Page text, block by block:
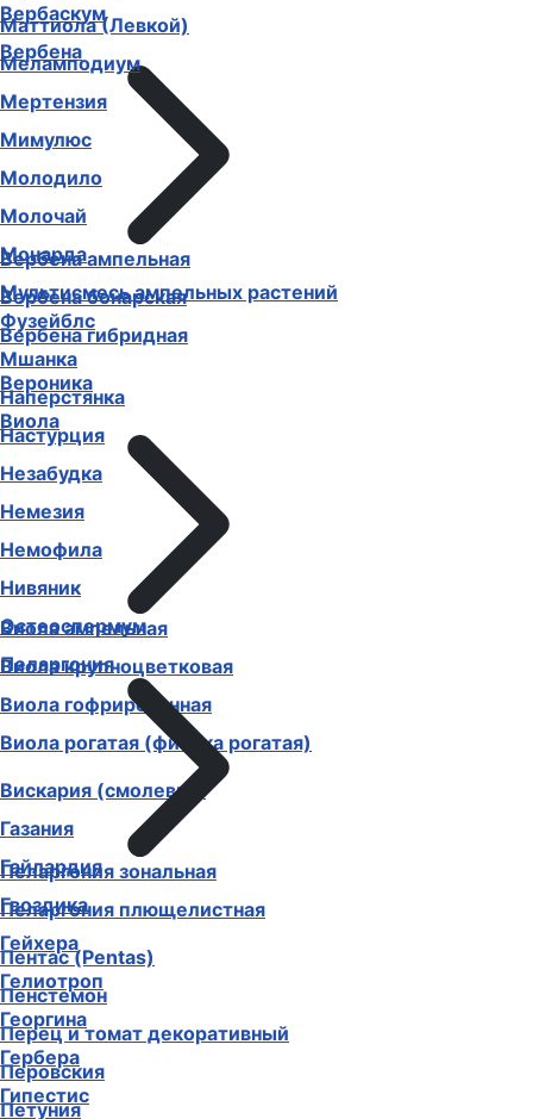
Вербаскум
Вербена
Вербена ампельная
Вербена бонарская
Вербена гибридная
Вероника
Виола
Виола ампельная
Виола крупноцветковая
Виола гофрированная
Виола рогатая (фиалка рогатая)
Вискария (смолевка)
Газания
Гайлардия
Гвоздика
Гейхера
Гелиотроп
Георгина
Гербера
Гипестис
Маттиола (Левкой)
Меламподиум
Мертензия
Мимулюс
Молодило
Молочай
Монарда
Мультисмесь ампельных растений
Фузейблс
Мшанка
Наперстянка
Настурция
Незабудка
Немезия
Немофила
Нивяник
Остеоспермум
Пеларгония
Пеларгония зональная
Пеларгония плющелистная
Пентас (Pentas)
Пенстемон
Перец и томат декоративный
Перовския
Петуния